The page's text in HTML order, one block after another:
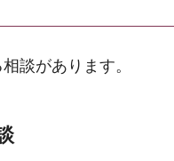
談があります。